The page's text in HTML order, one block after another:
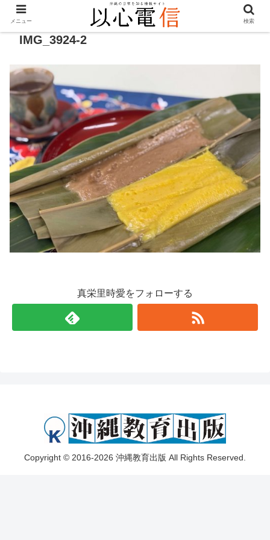
IMG_3924-2
真栄里時愛をフォローする
Copyright © 2016-2026 沖縄教育出版 All Rights Reserved.
メニュー 検索